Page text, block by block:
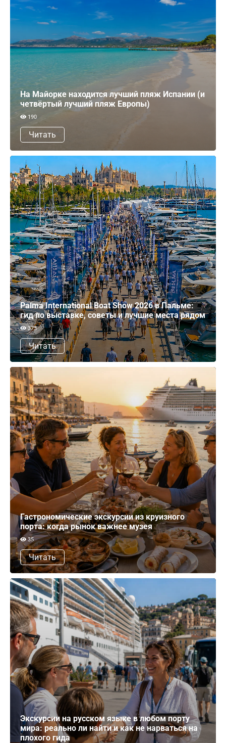
На Майорке находится лучший пляж Испании (и
четвёртый лучший пляж Европы)
190
Читать
Palma International Boat Show 2026 в Пальме:
гид по выставке, советы и лучшие места рядом
373
Читать
Гастрономические экскурсии из круизного
порта: когда рынок важнее музея
35
Читать
Экскурсии на русском языке в любом порту
мира: реально ли найти и как не нарваться на
плохого гида